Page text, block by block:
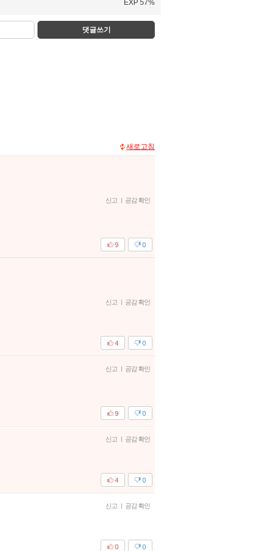
EXP 57%
댓글쓰기
새로고침
신고 | 공감 확인
0
9
신고 | 공감 확인
0
4
신고 | 공감 확인
0
9
신고 | 공감 확인
0
4
신고 | 공감 확인
0
0